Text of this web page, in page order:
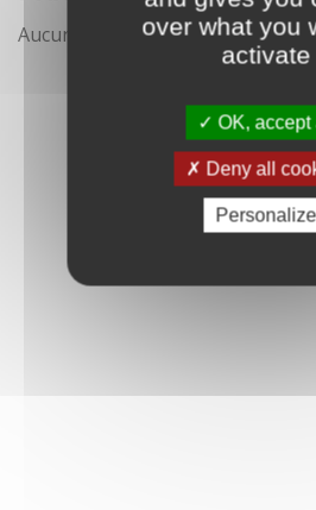
over what you
activate
OK, accept
Deny all
Personalize
Aucune démarche pour le